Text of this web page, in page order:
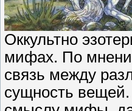
Оккультно
мифах. По
связь между
сущность